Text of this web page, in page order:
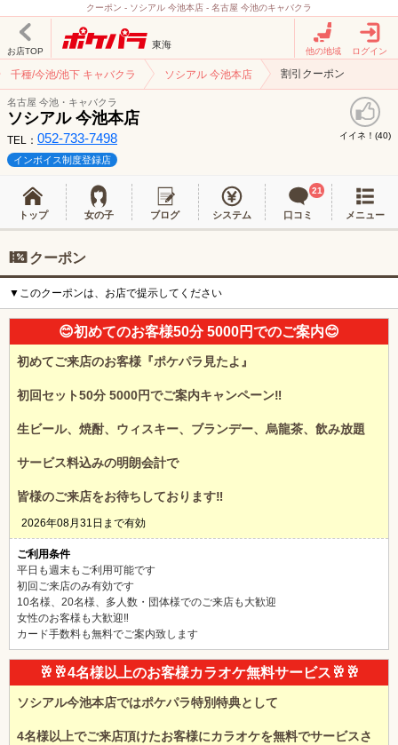
クーポン - ソシアル 今池本店 - 名古屋 今池のキャバクラ
お店TOP
東海
他の地域 ログイン
千種/今池/池下 キャバクラ ソシアル 今池本店 割引クーポン
名古屋 今池・キャバクラ
ソシアル 今池本店
TEL： 052-733-7498 イイネ！(40)
インボイス制度登録店
トップ 女の子 ブログ システム 口コミ
21
メニュー
クーポン
▼このクーポンは、お店で提示してください
😊初めてのお客様50分 5000円でのご案内😊
初めてご来店のお客様『ポケパラ見たよ』
初回セット50分 5000円でご案内キャンペーン‼️
生ビール、焼酎、ウィスキー、ブランデー、烏龍茶、飲み放題
サービス料込みの明朗会計で
皆様のご来店をお待ちしております‼️
2026年08月31日まで有効
ご利用条件
平日も週末もご利用可能です
初回ご来店のみ有効です
10名様、20名様、多人数・団体様でのご来店も大歓迎
女性のお客様も大歓迎‼️
カード手数料も無料でご案内致します
🥂🥂4名様以上のお客様カラオケ無料サービス🥂🥂
ソシアル今池本店ではポケパラ特別特典として
4名様以上でご来店頂けたお客様にカラオケを無料でサービスさ